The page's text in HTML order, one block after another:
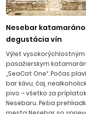
zahrať si plážový
na výlet do blízkeho
vstupom je dlhá
mora, pláže a
pobrežná
ponúkajúcich
kaviarne a diskotéky,
neskorých večerných
Nesebar
degustácia vín
Výlet vysokorýchlostným
pasažierskym
„SeaCat One“. Počas
bar kávu, čaj,
pivo – všetko za
Nesebaru. Pešia